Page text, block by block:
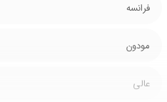
فرانسه
مودون
عالی